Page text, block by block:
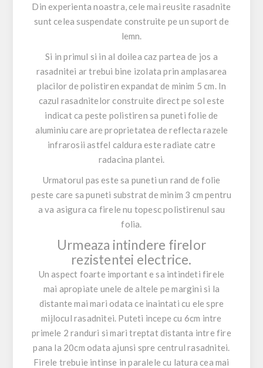
Din experienta noastra, cele mai reusite rasadnite
sunt celea suspendate construite pe un suport de
lemn.
Si in primul si in al doilea caz partea de jos a
rasadnitei ar trebui bine izolata prin amplasarea
placilor de polistiren expandat de minim 5 cm. In
cazul rasadnitelor construite direct pe sol este
indicat ca peste polistiren sa puneti folie de
aluminiu care are proprietatea de reflecta razele
infrarosii astfel caldura este radiate catre
radacina plantei.
Urmatorul pas este sa puneti un rand de folie
peste care sa puneti substrat de minim 3 cm pentru
a va asigura ca firele nu topesc polistirenul sau
folia.
Urmeaza intindere firelor
rezistentei electrice.
Un aspect foarte important e sa intindeti firele
mai apropiate unele de altele pe margini si la
distante mai mari odata ce inaintati cu ele spre
mijlocul rasadnitei. Puteti incepe cu 6cm intre
primele 2 randuri si mari treptat distanta intre fire
pana la 20cm odata ajunsi spre centrul rasadnitei.
Firele trebuie intinse in paralele cu latura cea mai